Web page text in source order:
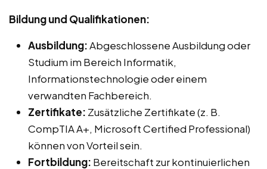
Bildung und Qualifikationen:
Ausbildung:Abgeschlossene Ausbildung oder
Studium im Bereich Informatik,
Informationstechnologie oder einem
verwandten Fachbereich.
Zertifikate: Zusätzliche Zertifikate (z. B.
CompTIA A+, Microsoft Certified Professional)
können von Vorteil sein.
Fortbildung: Bereitschaft zur kontinuierlichen